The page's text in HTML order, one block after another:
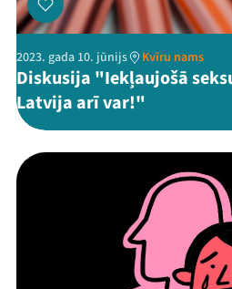
2023. gada 10. jūnijs Kvīru nams
Diskusija "Iekļaujošā
Latvija arī var!"